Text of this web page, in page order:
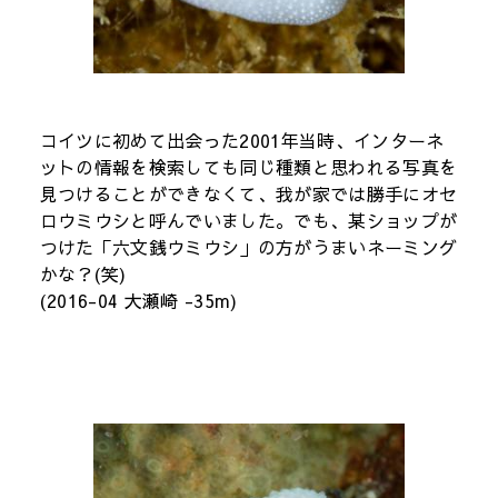
コイツに初めて出会った2001年当時、インターネ
ットの情報を検索しても同じ種類と思われる写真を
見つけることができなくて、我が家では勝手にオセ
ロウミウシと呼んでいました。でも、某ショップが
つけた「六文銭ウミウシ」の方がうまいネーミング
かな？(笑)
(2016-04 大瀬崎 -35m)